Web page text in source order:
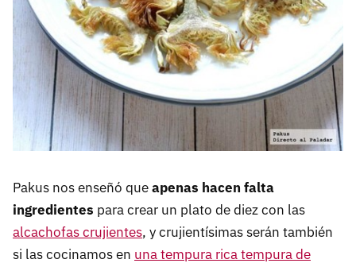
Pakus nos enseñó queapenas hacen falta
ingredientes para crear un plato de diez con las
alcachofas crujientes, y crujientísimas serán también
si las cocinamos en una tempura rica tempura de